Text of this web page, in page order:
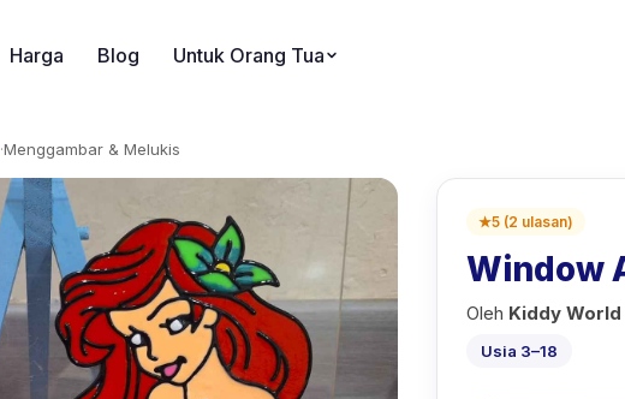
Harga Blog Untuk Orang Tua
·Menggambar & Melukis
★5 (2 ulasan)
Window
Oleh Kiddy World
Usia 3–18